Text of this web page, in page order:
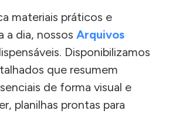
materiais práticos e
a dia, nossos Arquivos
Disponibilizamos
que resumem
de forma visual e
planilhas prontas para